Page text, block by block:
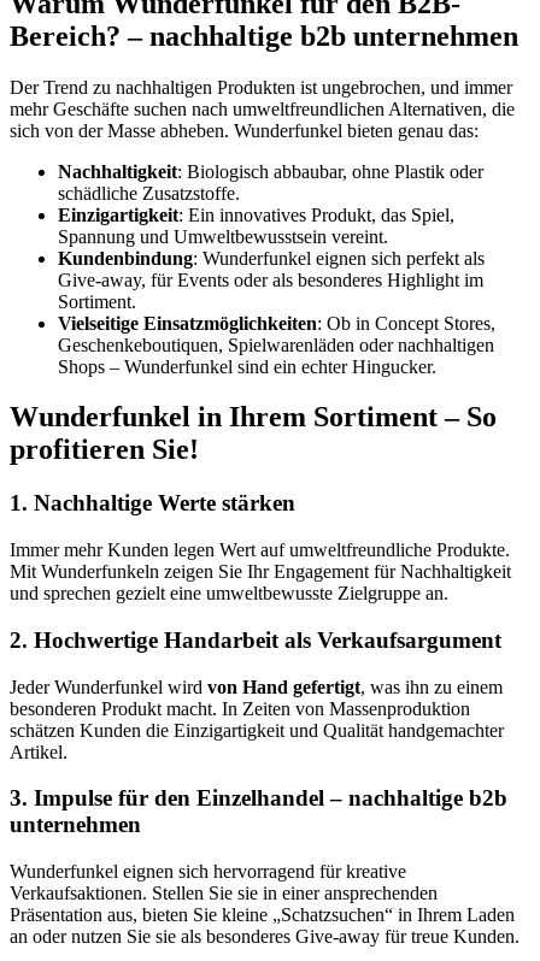
Bereich? – nachhaltige b2b unternehmen
Der Trend zu nachhaltigen Produkten ist ungebrochen, und immer
mehr Geschäfte suchen nach umweltfreundlichen Alternativen, die
sich von der Masse abheben. Wunderfunkel bieten genau das:
Nachhaltigkeit: Biologisch abbaubar, ohne Plastik oder
schädliche Zusatzstoffe.
Einzigartigkeit: Ein innovatives Produkt, das Spiel,
Spannung und Umweltbewusstsein vereint.
Kundenbindung: Wunderfunkel eignen sich perfekt als
Give-away, für Events oder als besonderes Highlight im
Sortiment.
Vielseitige Einsatzmöglichkeiten: Ob in Concept Stores,
Geschenkeboutiquen, Spielwarenläden oder nachhaltigen
Shops – Wunderfunkel sind ein echter Hingucker.
Wunderfunkel in Ihrem Sortiment – So
profitieren Sie!
1. Nachhaltige Werte stärken
Immer mehr Kunden legen Wert auf umweltfreundliche Produkte.
Mit Wunderfunkeln zeigen Sie Ihr Engagement für Nachhaltigkeit
und sprechen gezielt eine umweltbewusste Zielgruppe an.
2. Hochwertige Handarbeit als Verkaufsargument
Jeder Wunderfunkel wird von Hand gefertigt, was ihn zu einem
besonderen Produkt macht. In Zeiten von Massenproduktion
schätzen Kunden die Einzigartigkeit und Qualität handgemachter
Artikel.
3. Impulse für den Einzelhandel – nachhaltige b2b
unternehmen
Wunderfunkel eignen sich hervorragend für kreative
Verkaufsaktionen. Stellen Sie sie in einer ansprechenden
Präsentation aus, bieten Sie kleine „Schatzsuchen“ in Ihrem Laden
an oder nutzen Sie sie als besonderes Give-away für treue Kunden.